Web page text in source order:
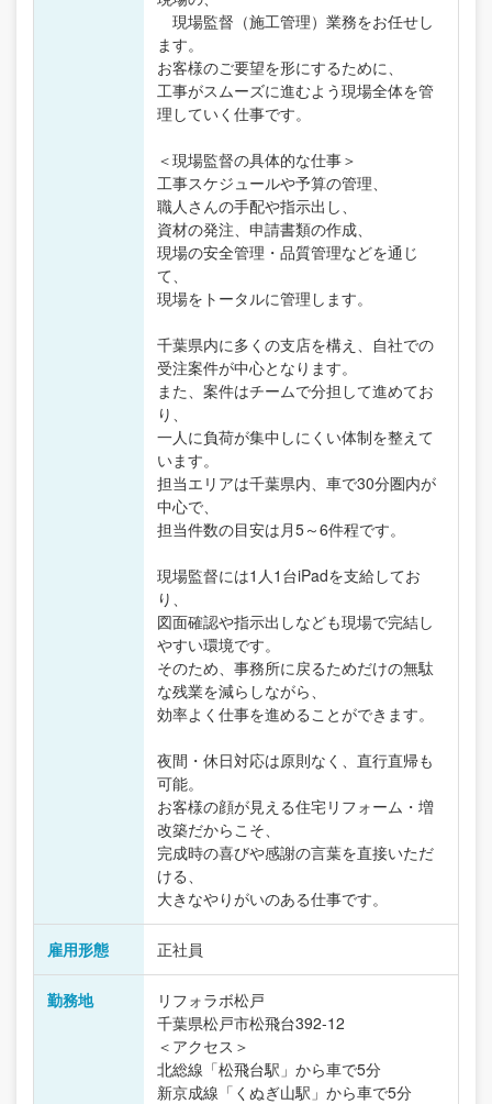
現場監督（施工管理）業務をお任せし
ます。
お客様のご要望を形にするために、
工事がスムーズに進むよう現場全体を管
理していく仕事です。
＜現場監督の具体的な仕事＞
工事スケジュールや予算の管理、
職人さんの手配や指示出し、
資材の発注、申請書類の作成、
現場の安全管理・品質管理などを通じ
て、
現場をトータルに管理します。
千葉県内に多くの支店を構え、自社での
受注案件が中心となります。
また、案件はチームで分担して進めてお
り、
一人に負荷が集中しにくい体制を整えて
います。
担当エリアは千葉県内、車で30分圏内が
中心で、
担当件数の目安は月5～6件程です。
現場監督には1人1台iPadを支給してお
り、
図面確認や指示出しなども現場で完結し
やすい環境です。
そのため、事務所に戻るためだけの無駄
な残業を減らしながら、
効率よく仕事を進めることができます。
夜間・休日対応は原則なく、直行直帰も
可能。
お客様の顔が見える住宅リフォーム・増
改築だからこそ、
完成時の喜びや感謝の言葉を直接いただ
ける、
大きなやりがいのある仕事です。
雇用形態 正社員
勤務地
リフォラボ松戸
千葉県松戸市松飛台392-12
＜アクセス＞
北総線「松飛台駅」から車で5分
新京成線「くぬぎ山駅」から車で5分